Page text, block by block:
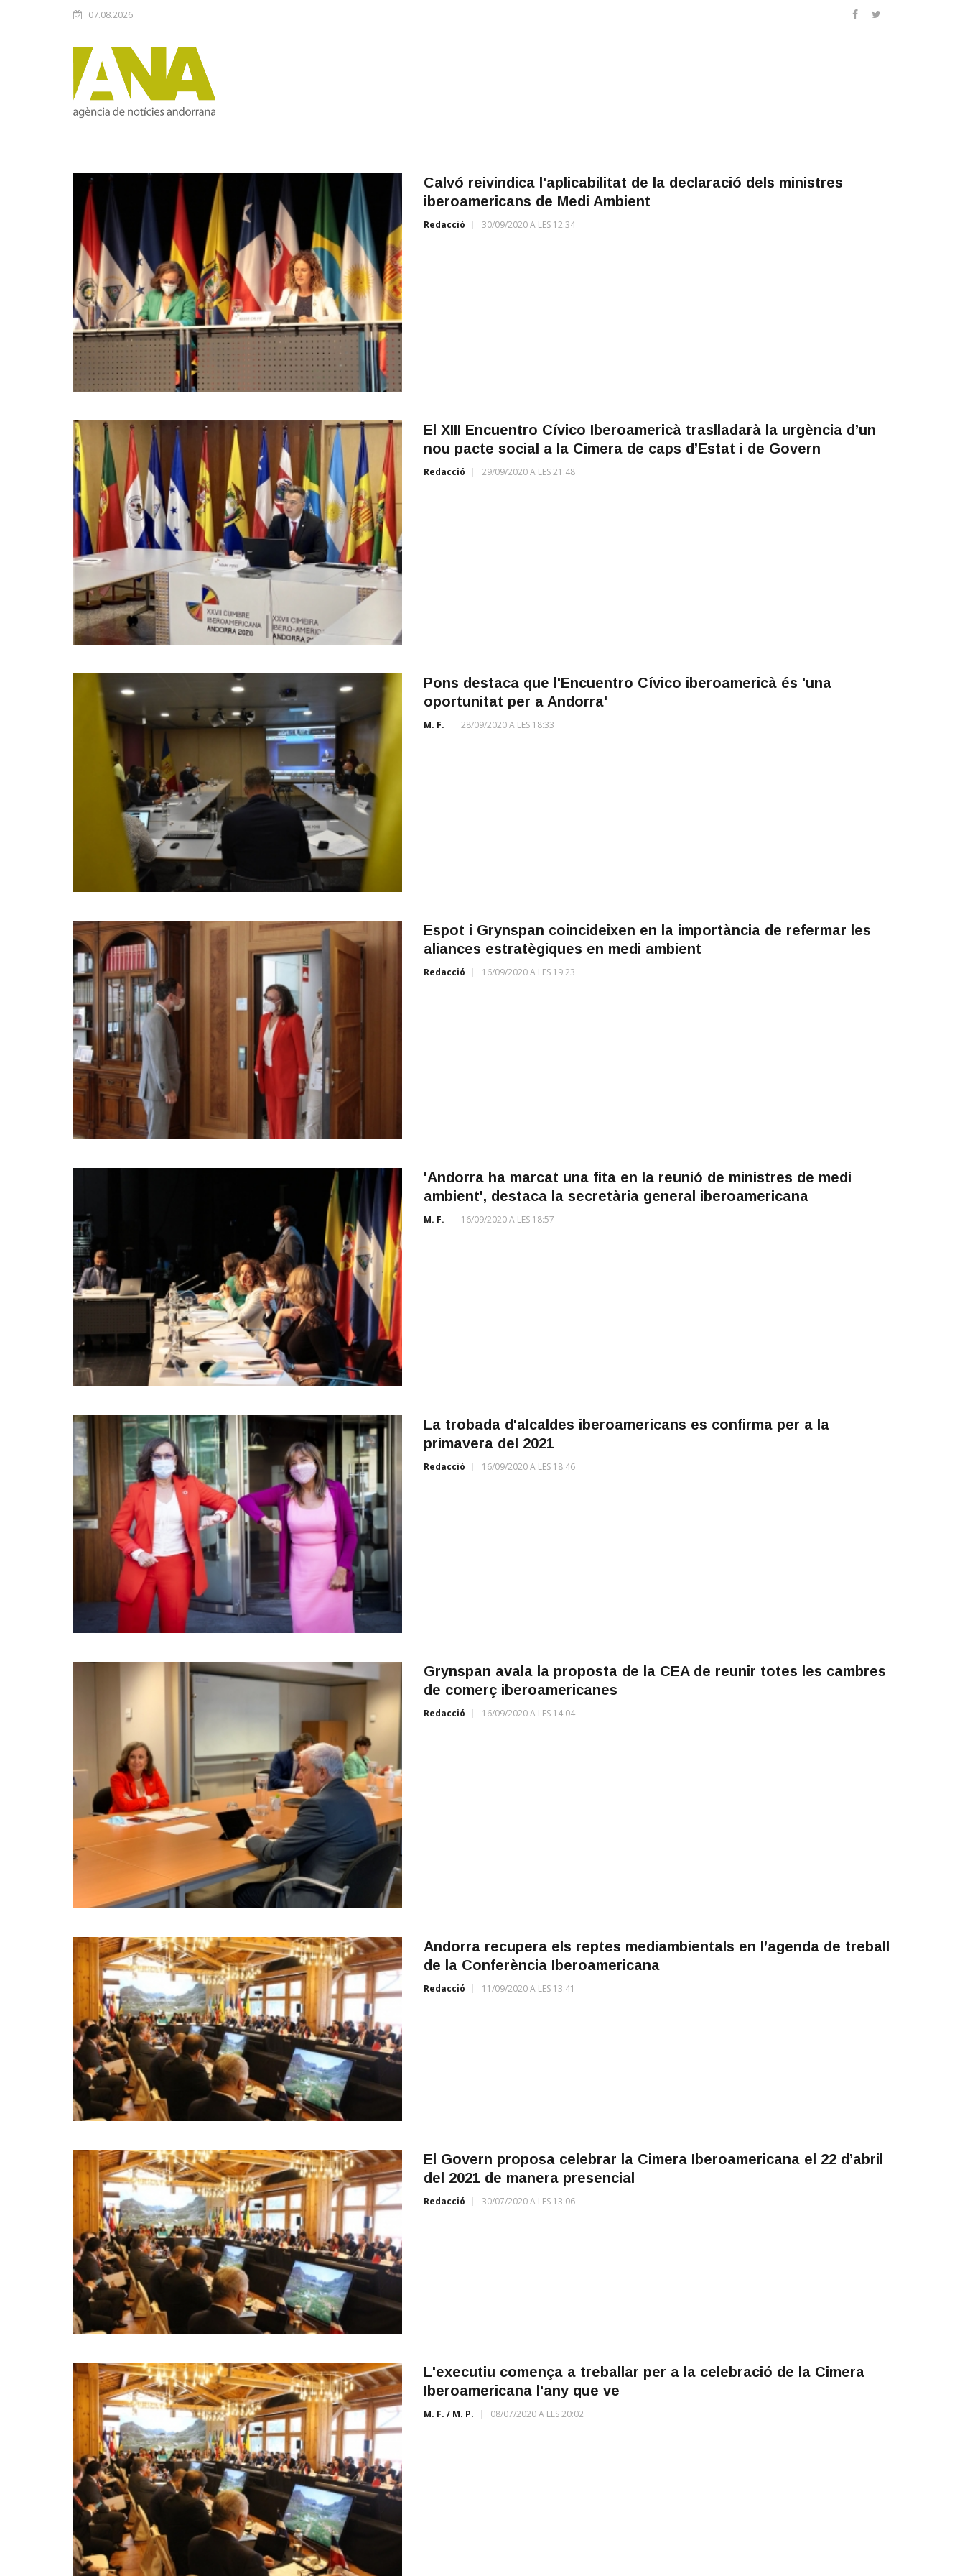
07.08.2026
Calvó reivindica l'aplicabilitat de la declaració dels ministres
iberoamericans de Medi Ambient
Redacció 30/09/2020 A LES 12:34
El XIII Encuentro Cívico Iberoamericà traslladarà la urgència d’un
nou pacte social a la Cimera de caps d’Estat i de Govern
Redacció 29/09/2020 A LES 21:48
Pons destaca que l'Encuentro Cívico iberoamericà és 'una
oportunitat per a Andorra'
M. F. 28/09/2020 A LES 18:33
Espot i Grynspan coincideixen en la importància de refermar les
aliances estratègiques en medi ambient
Redacció 16/09/2020 A LES 19:23
'Andorra ha marcat una fita en la reunió de ministres de medi
ambient', destaca la secretària general iberoamericana
M. F. 16/09/2020 A LES 18:57
La trobada d'alcaldes iberoamericans es confirma per a la
primavera del 2021
Redacció 16/09/2020 A LES 18:46
Grynspan avala la proposta de la CEA de reunir totes les cambres
de comerç iberoamericanes
Redacció 16/09/2020 A LES 14:04
Andorra recupera els reptes mediambientals en l’agenda de treball
de la Conferència Iberoamericana
Redacció 11/09/2020 A LES 13:41
El Govern proposa celebrar la Cimera Iberoamericana el 22 d’abril
del 2021 de manera presencial
Redacció 30/07/2020 A LES 13:06
L'executiu comença a treballar per a la celebració de la Cimera
Iberoamericana l'any que ve
M. F. / M. P. 08/07/2020 A LES 20:02